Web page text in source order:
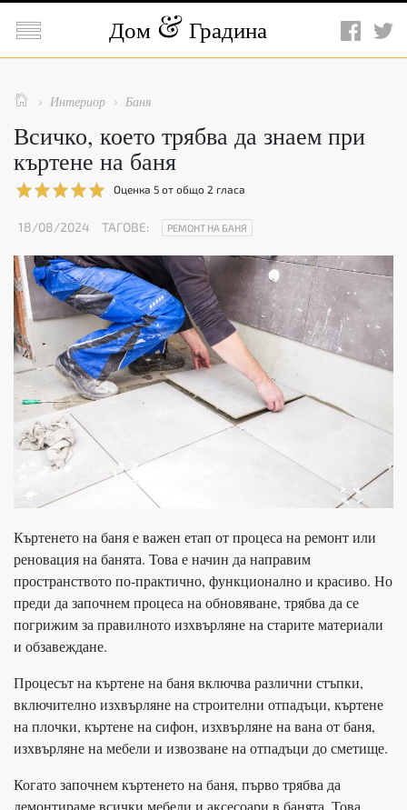
 Дом Градина
  Интериор  Баня
Всичко, което трябва да знаем при
къртене на баня
Оценка 5 от общо 2 гласа
18/08/2024 ТАГОВЕ: РЕМОНТ НА БАНЯ
Къртенето на баня е важен етап от процеса на ремонт или
реновация на банята. Това е начин да направим
пространството по-практично, функционално и красиво. Но
преди да започнем процеса на обновяване, трябва да се
погрижим за правилното изхвърляне на старите материали
и обзавеждане.
Процесът на къртене на баня включва различни стъпки,
включително изхвърляне на строителни отпадъци, къртене
на плочки, къртене на сифон, изхвърляне на вана от баня,
изхвърляне на мебели и извозване на отпадъци до сметище.
Когато започнем къртенето на баня, първо трябва да